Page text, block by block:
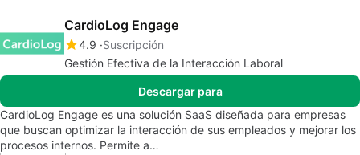
CardioLog Engage
4.9 Suscripción
Gestión Efectiva de la Interacción Laboral
Descargar para
CardioLog Engage es una solución SaaS diseñada para empresas
que buscan optimizar la interacción de sus empleados y mejorar los
procesos internos. Permite a…